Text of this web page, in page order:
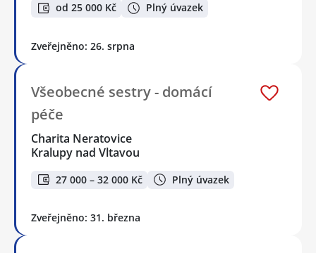
od 25 000 Kč Plný úvazek
Zveřejněno: 26. srpna
Všeobecné sestry - domácí
péče
Charita Neratovice
Kralupy nad Vltavou
27 000 – 32 000 Kč Plný úvazek
Zveřejněno: 31. března